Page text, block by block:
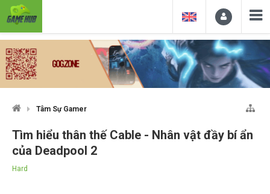
Tâm Sự Gamer
Tìm hiểu thân thế Cable - Nhân vật đầy bí ẩn
của Deadpool 2
Hard